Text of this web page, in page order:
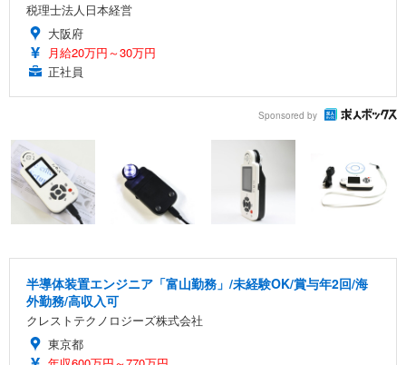
税理士法人日本経営
大阪府
月給20万円～30万円
正社員
Sponsored by
半導体装置エンジニア「富山勤務」/未経験OK/賞与年2回/海
外勤務/高収入可
クレストテクノロジーズ株式会社
東京都